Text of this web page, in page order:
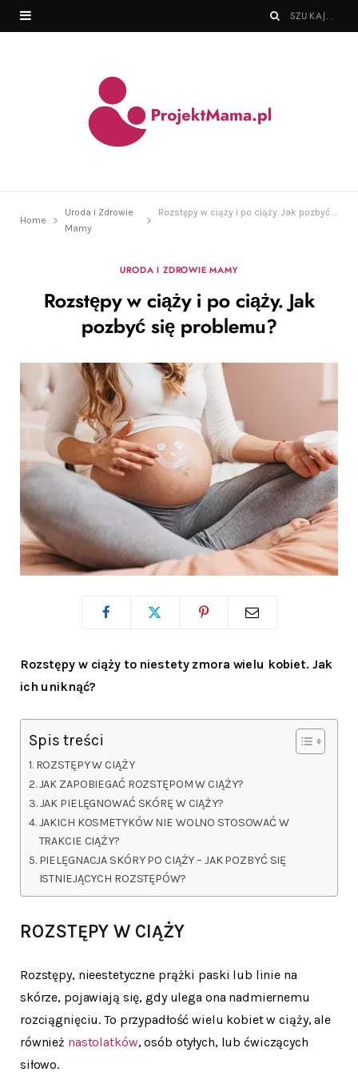
Home
Uroda i Zdrowie
Mamy
Rozstępy w ciąży i po ciąży. Jak pozbyć się problemu?
URODA I ZDROWIE MAMY
Rozstępy w ciąży i po ciąży. Jak
pozbyć się problemu?
Rozstępy w ciąży to niestety zmora wielu kobiet. Jak
ich uniknąć?
Spis treści
ROZSTĘPY W CIĄŻY
JAK ZAPOBIEGAĆ ROZSTĘPOM W CIĄŻY?
JAK PIELĘGNOWAĆ SKÓRĘ W CIĄŻY?
JAKICH KOSMETYKÓW NIE WOLNO STOSOWAĆ W
TRAKCIE CIĄŻY?
PIELĘGNACJA SKÓRY PO CIĄŻY – JAK POZBYĆ SIĘ
ISTNIEJĄCYCH ROZSTĘPÓW?
ROZSTĘPY W CIĄŻY
Rozstępy, nieestetyczne prążki paski lub linie na
skórze, pojawiają się, gdy ulega ona nadmiernemu
rozciągnięciu. To przypadłość wielu kobiet w ciąży, ale
również nastolatków, osób otyłych, lub ćwiczących
siłowo.